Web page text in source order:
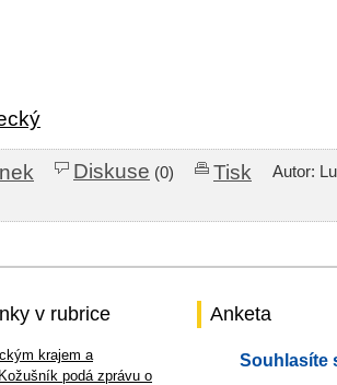
Diskuse (0) Tisk
Autor:
v rubrice
krajem a
podá zprávu o
Anketa
Souhlasíte